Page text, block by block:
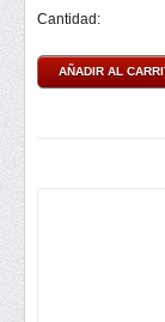
Cantidad:
AÑADIR AL